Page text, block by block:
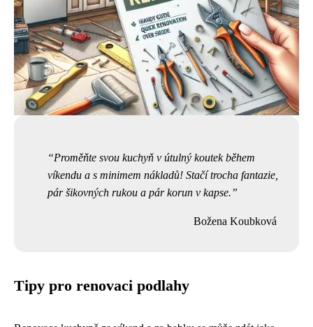
Proměňte svou kuchyň v útulný koutek během
víkendu a s minimem nákladů! Stačí trocha fantazie,
pár šikovných rukou a pár korun v kapse.
Božena Koubková
Tipy pro renovaci podlahy